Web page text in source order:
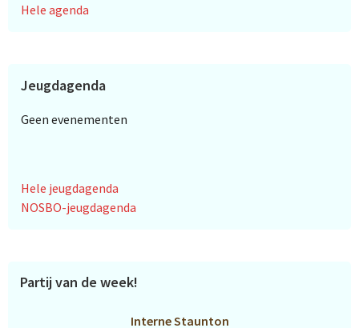
Hele agenda
Jeugdagenda
Geen evenementen
Hele jeugdagenda
NOSBO-jeugdagenda
Partij van de week!
Interne Staunton